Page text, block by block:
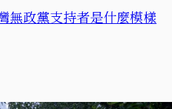
無政黨支持者是什麼模樣